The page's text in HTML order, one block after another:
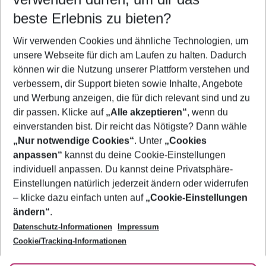
5-8 Nächte
2 Erwachsene Keine Kinder
Mehr Filter anzeigen
Footer
Footer navigation
Über uns
AGB
Bestpreisgarantie
Cookie-Einstellungen ändern
Cookie-Richtlinie
Agenturbetreuung
Barrierefreies Reisen
Folge uns
beste Erlebnis zu bieten?
Wir verwenden Cookies und ähnliche Technologien, um
unsere Webseite für dich am Laufen zu halten. Dadurch
können wir die Nutzung unserer Plattform verstehen und
verbessern, dir Support bieten sowie Inhalte, Angebote
und Werbung anzeigen, die für dich relevant sind und zu
dir passen. Klicke auf „Alle akzeptieren“, wenn du
einverstanden bist. Dir reicht das Nötigste? Dann wähle
„Nur notwendige Cookies“. Unter „Cookies
anpassen“ kannst du deine Cookie-Einstellungen
individuell anpassen. Du kannst deine Privatsphäre-
Einstellungen natürlich jederzeit ändern oder widerrufen
– klicke dazu einfach unten auf „Cookie-Einstellungen
ändern“.
Datenschutz-Informationen
Impressum
Cookie/Tracking-Informationen